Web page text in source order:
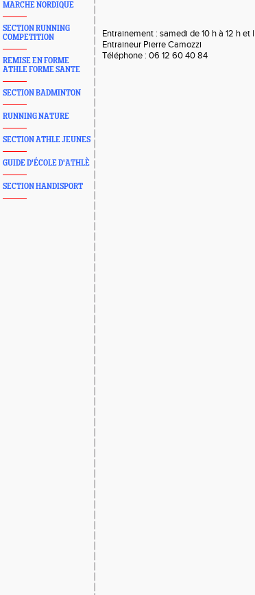
MARCHE NORDIQUE
SECTION RUNNING
COMPETITION
REMISE EN FORME
ATHLE FORME SANTE
SECTION BADMINTON
RUNNING NATURE
SECTION ATHLE JEUNES
GUIDE D'ÉCOLE D'ATHLÈ
SECTION HANDISPORT
Entrainement : samedi de 10 h à 12 h
Entraineur Pierre Camozzi
Téléphone : 06 12 60 40 84